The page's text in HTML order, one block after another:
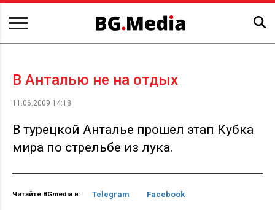
В Анталью не на отдых
11.06.2009 14:18
В турецкой Анталье прошел этап Кубка
мира по стрельбе из лука.
Читайте BGmedia в: Telegram Facebook